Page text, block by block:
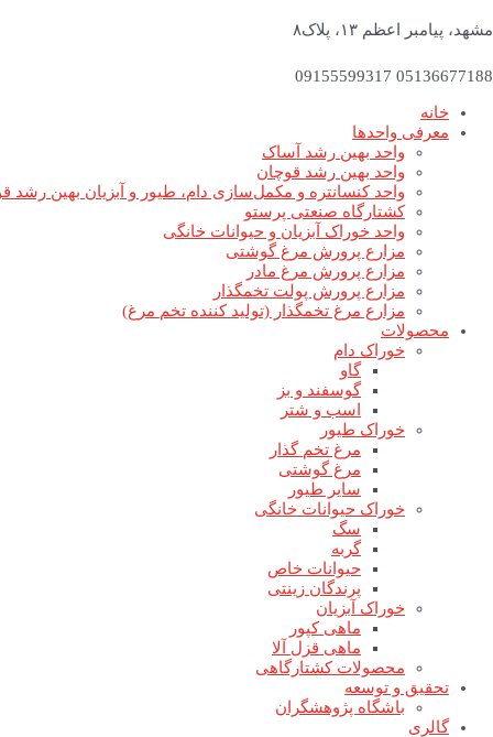
مشهد، پیامبر اعظم ۱۳، پلاک۸
05136677188 09155599317
خانه
معرفی واحدها
واحد بهین رشد آساک
واحد بهین رشد قوچان
واحد کنسانتره و مکمل‌سازی دام، طیور و آبزیان بهین رشد
کشتارگاه صنعتی پرستو
واحد خوراک آبزیان و حیوانات خانگی
مزارع پرورش مرغ گوشتی
مزارع پرورش مرغ مادر
مزارع پرورش پولت تخمگذار
مزارع مرغ تخمگذار (تولید کننده تخم مرغ)
محصولات
خوراک دام
گاو
گوسفند و بز
اسب و شتر
خوراک طیور
مرغ تخم گذار
مرغ گوشتی
سایر طیور
خوراک حیوانات خانگی
سگ
گربه
حیوانات خاص
پرندگان زینتی
خوراک آبزیان
ماهی کپور
ماهی قزل آلا
محصولات کشتارگاهی
تحقیق و توسعه
باشگاه پژوهشگران
گالری